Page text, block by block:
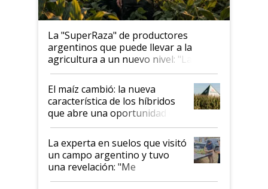
La "SuperRaza" de productores
argentinos que puede llevar a la
agricultura a un nuevo nivel: "Las
posibilidades de crecimiento son
infinitas"
El maíz cambió: la nueva
característica de los híbridos
que abre una oportunidad en
el lote
La experta en suelos que visitó
un campo argentino y tuvo
una revelación: "Me
impresionó mucho"